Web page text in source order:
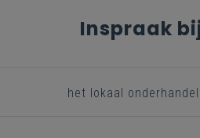
Inspraak bij
het lokaal